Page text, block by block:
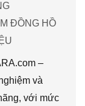
ĐỒNG HỒ
–
và
với mức